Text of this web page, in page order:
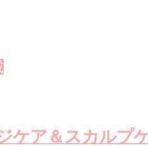
ケア＆スカルプ